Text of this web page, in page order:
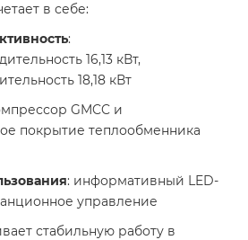
в себе:
:
16,13 кВт,
18,18 кВт
GMCC и
покрытие теплообменника
: информативный LED-
управление
стабильную работу в